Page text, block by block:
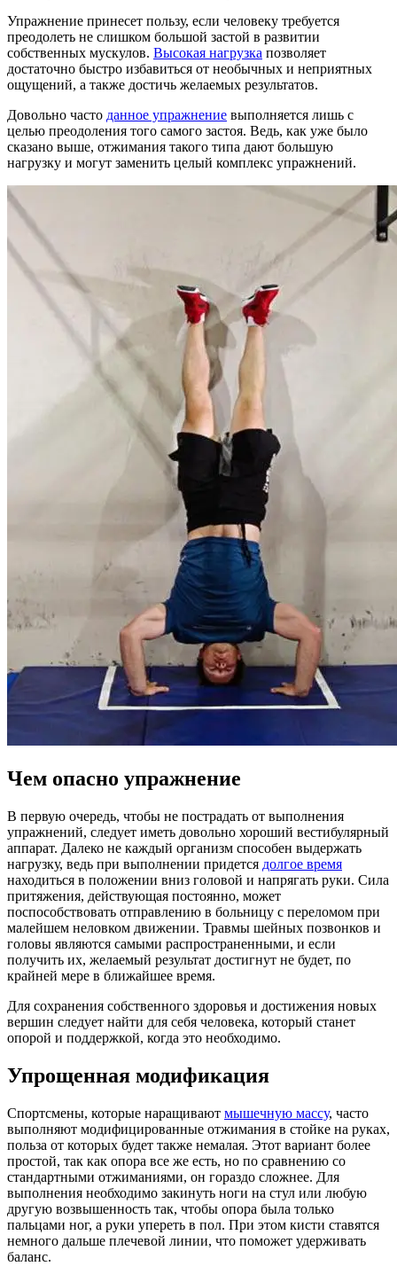
Упражнение принесет пользу, если человеку требуется
преодолеть не слишком большой застой в развитии
собственных мускулов. Высокая нагрузка позволяет
достаточно быстро избавиться от необычных и неприятных
ощущений, а также достичь желаемых результатов.
Довольно часто данное упражнение выполняется лишь с
целью преодоления того самого застоя. Ведь, как уже было
сказано выше, отжимания такого типа дают большую
нагрузку и могут заменить целый комплекс упражнений.
Чем опасно упражнение
В первую очередь, чтобы не пострадать от выполнения
упражнений, следует иметь довольно хороший вестибулярный
аппарат. Далеко не каждый организм способен выдержать
нагрузку, ведь при выполнении придется долгое время
находиться в положении вниз головой и напрягать руки. Сила
притяжения, действующая постоянно, может
поспособствовать отправлению в больницу с переломом при
малейшем неловком движении. Травмы шейных позвонков и
головы являются самыми распространенными, и если
получить их, желаемый результат достигнут не будет, по
крайней мере в ближайшее время.
Для сохранения собственного здоровья и достижения новых
вершин следует найти для себя человека, который станет
опорой и поддержкой, когда это необходимо.
Упрощенная модификация
Спортсмены, которые наращивают мышечную массу, часто
выполняют модифицированные отжимания в стойке на руках,
польза от которых будет также немалая. Этот вариант более
простой, так как опора все же есть, но по сравнению со
стандартными отжиманиями, он гораздо сложнее. Для
выполнения необходимо закинуть ноги на стул или любую
другую возвышенность так, чтобы опора была только
пальцами ног, а руки упереть в пол. При этом кисти ставятся
немного дальше плечевой линии, что поможет удерживать
баланс.